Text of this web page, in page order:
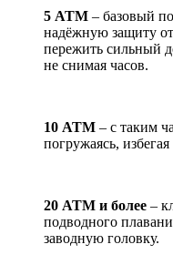
5 АТМ – базовый
надёжную защиту
пережить сильный
не снимая часов.
10 АТМ – с таким
погружаясь,
20 АТМ и более –
подводного
заводную головку.